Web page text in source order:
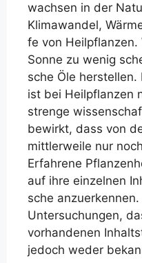
wach­sen in der
Kli­ma­wan­del,
fe von Heil­pflan­zen.
Son­ne zu wenig
sche Öle
ist bei Heil­pflan­zen
stren­ge
bewirkt, dass von
mitt­ler­wei­le nur
Erfah­re­ne
auf ihre ein­zel­nen
sche
Unter­su­chun­gen,
vor­han­de­nen
jedoch weder